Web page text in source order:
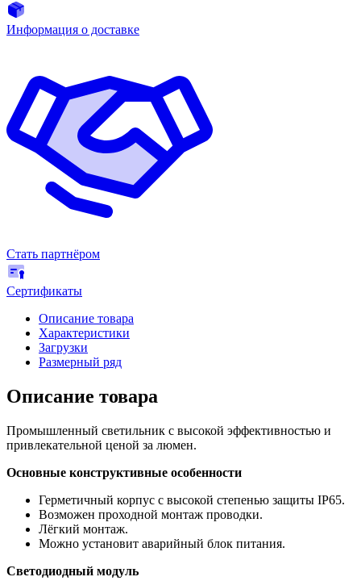
Информация о доставке
Стать партнёром
Сертификаты
Описание товара
Характеристики
Загрузки
Размерный ряд
Описание товара
Промышленный светильник с высокой эффективностью и
привлекательной ценой за люмен.
Основные конструктивные особенности
Герметичный корпус с высокой степенью защиты IP65.
Возможен проходной монтаж проводки.
Лёгкий монтаж.
Можно установит аварийный блок питания.
Светодиодный модуль